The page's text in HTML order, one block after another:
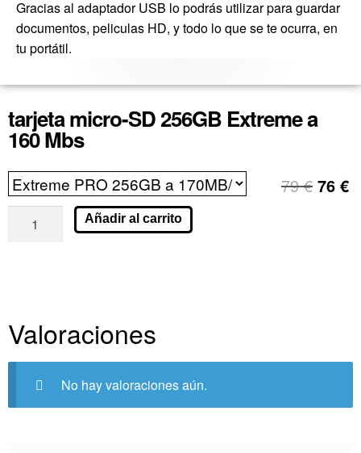
Gracias al adaptador USB lo podrás utilizar para guardar
documentos, peliculas HD, y todo lo que se te ocurra, en
tu portátil.
tarjeta micro-SD 256GB Extreme a
160 Mbs
79€ 76 €
Añadir al carrito
Valoraciones
No hay valoraciones aún.